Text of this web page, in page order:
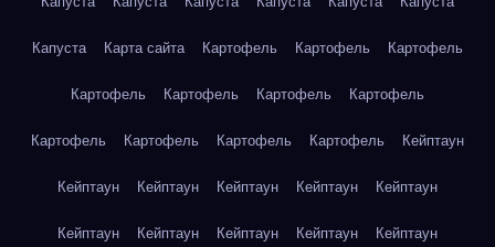
Капуста Карта сайта Картофель Картофель Картофель
Картофель Картофель Картофель Картофель
Картофель Картофель Картофель Картофель Кейптаун
Кейптаун Кейптаун Кейптаун Кейптаун Кейптаун
Кейптаун Кейптаун Кейптаун Кейптаун Кейптаун